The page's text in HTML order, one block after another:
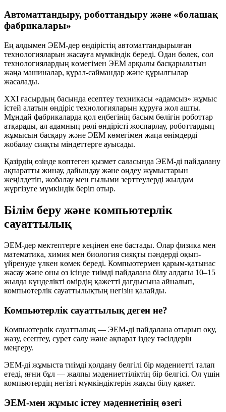
Автоматтандыру, роботтандыру және «болашақ
фабрикалары»
Ең алдымен ЭЕМ-дер өндірістің автоматтандырылған
технологияларын жасауға мүмкіндік береді. Одан бөлек, сол
технологиялардың көмегімен ЭЕМ арқылы басқарылатын
жаңа машиналар, құрал-саймандар және құрылғылар
жасалады.
XXI ғасырдың басында есептеу техникасы «адамсыз» жұмыс
істей алатын өндіріс технологияларын құруға жол ашты.
Мұндай фабрикаларда қол еңбегінің басым бөлігін роботтар
атқарады, ал адамның рөлі өндірісті жоспарлау, роботтардың
жұмысын басқару және ЭЕМ көмегімен жаңа өнімдерді
жобалау сияқты міндеттерге ауысады.
Қазірдің өзінде көптеген қызмет саласында ЭЕМ-ді пайдалану
ақпаратты жинау, дайындау және өңдеу жұмыстарын
жеңілдетіп, жобалау мен ғылыми зерттеулерді жылдам
жүргізуге мүмкіндік беріп отыр.
Білім беру және компьютерлік
сауаттылық
ЭЕМ-дер мектептерге кеңінен ене бастады. Олар физика мен
математика, химия мен биология сияқты пәндерді оқып-
үйренуде үлкен көмек береді. Компьютермен қарым-қатынас
жасау және оны өз ісінде тиімді пайдалана білу алдағы 10–15
жылда күнделікті өмірдің қажетті дағдысына айналып,
компьютерлік сауаттылықтың негізін қалайды.
Компьютерлік сауаттылық деген не?
Компьютерлік сауаттылық — ЭЕМ-ді пайдалана отырып оқу,
жазу, есептеу, сурет салу және ақпарат іздеу тәсілдерін
меңгеру.
ЭЕМ-ді жұмыста тиімді қолдану белгілі бір мәдениетті талап
етеді, яғни бұл — жалпы мәдениеттіліктің бір белгісі. Ол үшін
компьютердің негізгі мүмкіндіктерін жақсы білу қажет.
ЭЕМ-мен жұмыс істеу мәдениетінің өзегі